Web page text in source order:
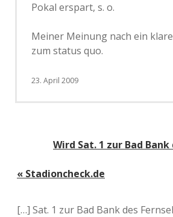
Pokal erspart, s. o.
Meiner Meinung nach ein
zum status quo.
23. April 2009
Wird Sat. 1 zur Bad Bank
« Stadioncheck.de
[…] Sat. 1 zur Bad Bank des